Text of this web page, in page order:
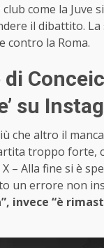
come la Juve
il dibattito.
contro la Roma.
su
che altro il
troppo
– Alla fine si è
un errore non
invece “è